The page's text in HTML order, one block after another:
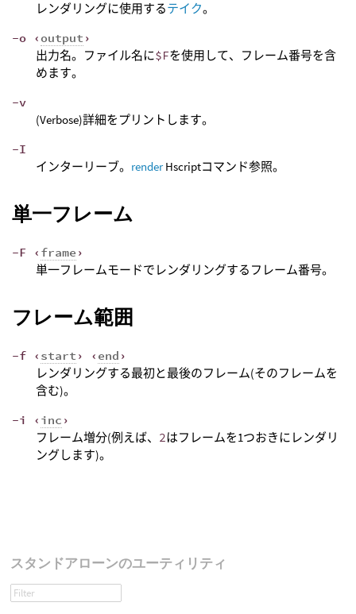
レンダリングに使用するテイク。
-o ‹output ›
出力名。ファイル名に$Fを使用して、フレーム番号を含
めます。
-v
(Verbose)詳細をプリントします。
-I
インターリーブ。 renderHscriptコマンド参照。
単一フレーム
-F ‹ frame ›
単一フレームモードでレンダリングするフレーム番号。
フレーム範囲
-f ‹ start › ‹ end ›
レンダリングする最初と最後のフレーム(そのフレームを
含む)。
-i ‹ inc ›
フレーム増分(例えば、 2はフレームを1つおきにレンダリ
ングします)。
スタンドアローンのユーティリティ